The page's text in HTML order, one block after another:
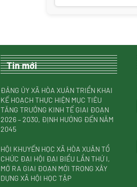
Tin mới
ĐẢNG ỦY XÃ HÒA XUÂN TRIỂN KHAI
KẾ HOẠCH THỰC HIỆN MỤC TIÊU
TĂNG TRƯỞNG KINH TẾ GIAI ĐOẠN
2026 – 2030, ĐỊNH HƯỚNG ĐẾN NĂM
2045
HỘI KHUYẾN HỌC XÃ HÒA XUÂN TỔ
CHỨC ĐẠI HỘI ĐẠI BIỂU LẦN THỨ I,
MỞ RA GIAI ĐOẠN MỚI TRONG XÂY
DỰNG XÃ HỘI HỌC TẬP